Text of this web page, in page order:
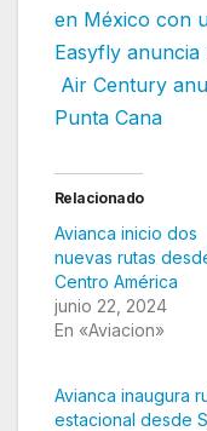
en México con
Easyfly
Air Century
Punta Cana
Relacionado
Avianca inicio dos
nuevas rutas
Centro América
junio 22, 2024
En «Aviacion»
Avianca inaugura
estacional desde